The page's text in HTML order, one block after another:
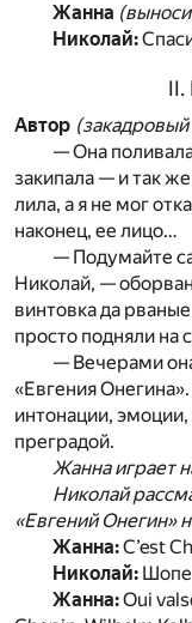
Жанна
Николай:
Автор (закадровый
— Она
закипала — и так
лила, а я не мог
наконец, ее лицо…
— Подумайте
Николай, —
винтовка да
просто подняли на
— Вечерами
«Евгения
интонации,
преградой.
Жанна играет
Николай
«Евгений Онегин»
Жанна:C’est
Николай:
Жанна:Oui